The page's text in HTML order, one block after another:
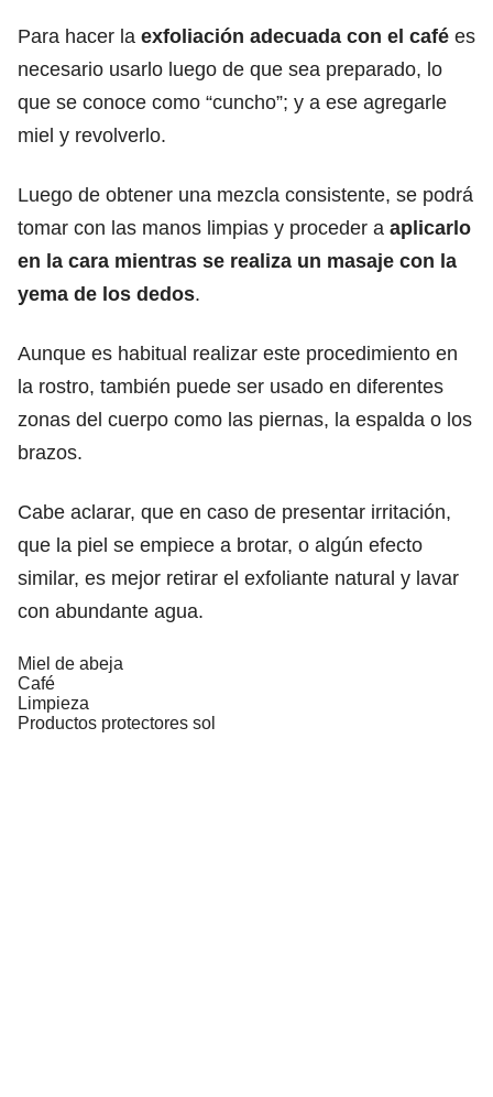
Para hacer la exfoliación adecuada con el café es
necesario usarlo luego de que sea preparado, lo
que se conoce como “cuncho”; y a ese agregarle
miel y revolverlo.
Luego de obtener una mezcla consistente, se podrá
tomar con las manos limpias y proceder a aplicarlo
en la cara mientras se realiza un masaje con la
yema de los dedos.
Aunque es habitual realizar este procedimiento en
la rostro, también puede ser usado en diferentes
zonas del cuerpo como las piernas, la espalda o los
brazos.
Cabe aclarar, que en caso de presentar irritación,
que la piel se empiece a brotar, o algún efecto
similar, es mejor retirar el exfoliante natural y lavar
con abundante agua.
Miel de abeja
Café
Limpieza
Productos protectores sol